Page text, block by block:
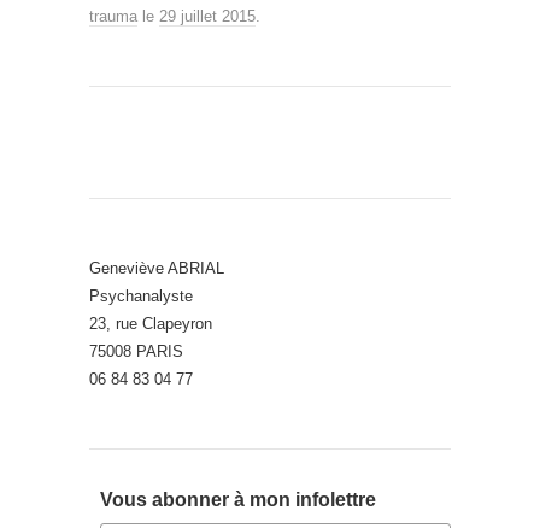
trauma le 29 juillet 2015.
Geneviève ABRIAL
Psychanalyste
23, rue Clapeyron
75008 PARIS
06 84 83 04 77
Vous abonner à mon infolettre